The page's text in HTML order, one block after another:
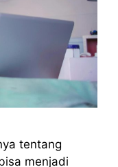
tentang
menjadi